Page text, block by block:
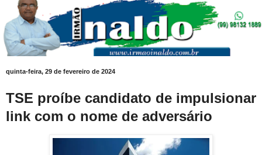
quinta-feira, 29 de fevereiro de 2024
TSE proíbe candidato de impulsionar
link com o nome de adversário